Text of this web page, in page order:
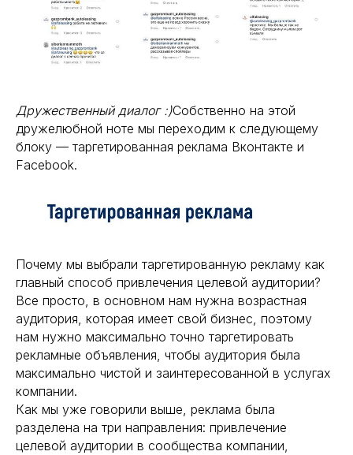
Дружественный диалог :)Собственно на этой
дружелюбной ноте мы переходим к следующему
блоку — таргетированная реклама Вконтакте и
Facebook.
Почему мы выбрали таргетированную рекламу как
главный способ привлечения целевой аудитории?
Все просто, в основном нам нужна возрастная
аудитория, которая имеет свой бизнес, поэтому
нам нужно максимально точно таргетировать
рекламные объявления, чтобы аудитория была
максимально чистой и заинтересованной в услугах
компании.
Как мы уже говорили выше, реклама была
разделена на три направления: привлечение
целевой аудитории в сообщества компании,